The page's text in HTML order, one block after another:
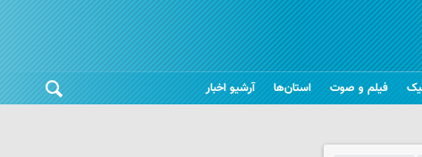
فیلم و صوت استان‌ها آرشیو اخبار